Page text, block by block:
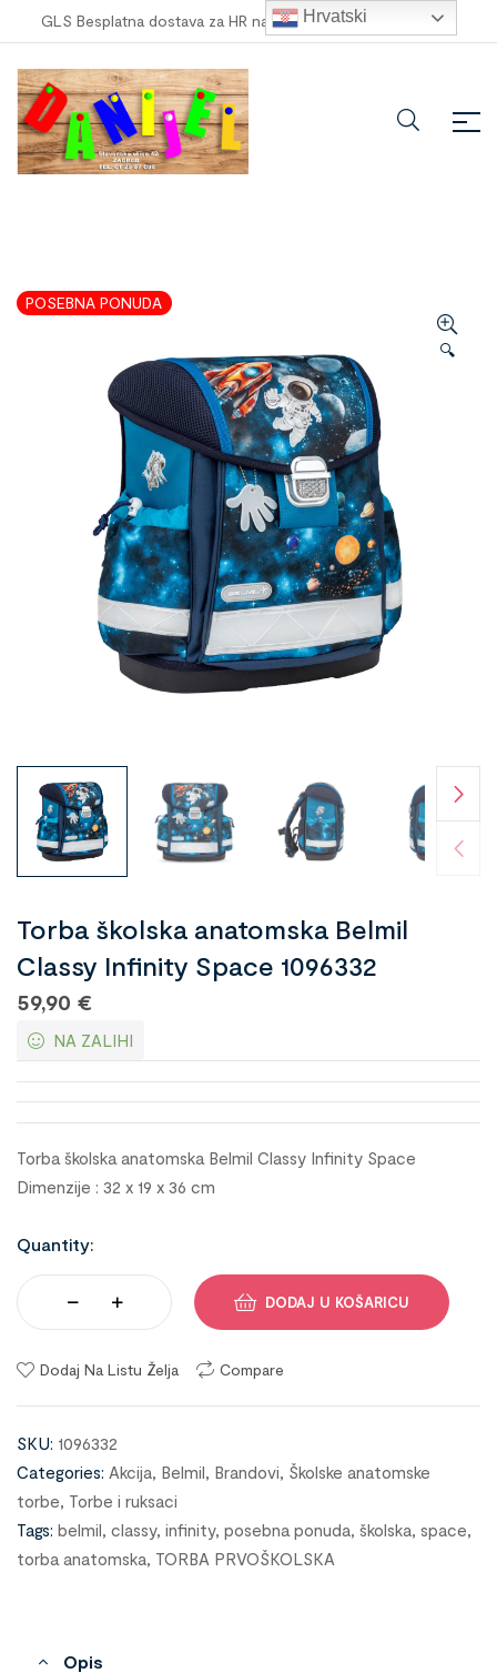
GLS Besplatna dostava za HR narudžbe veće od 100,00 €
🔍
POSEBNA PONUDA
Torba školska anatomska Belmil
Classy Infinity Space 1096332
59,90 €
NA ZALIHI
Torba školska anatomska Belmil Classy Infinity Space
Dimenzije : 32 x 19 x 36 cm
Quantity:
DODAJ U KOŠARICU
Dodaj Na Listu Želja Compare
SKU: 1096332
Categories: Akcija, Belmil, Brandovi, Školske anatomske
torbe, Torbe i ruksaci
Tags: belmil, classy, infinity, posebna ponuda, školska, space,
torba anatomska, TORBA PRVOŠKOLSKA
Opis
Hrvatski